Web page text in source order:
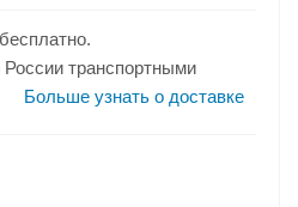
России транспортными
Больше узнать о доставке